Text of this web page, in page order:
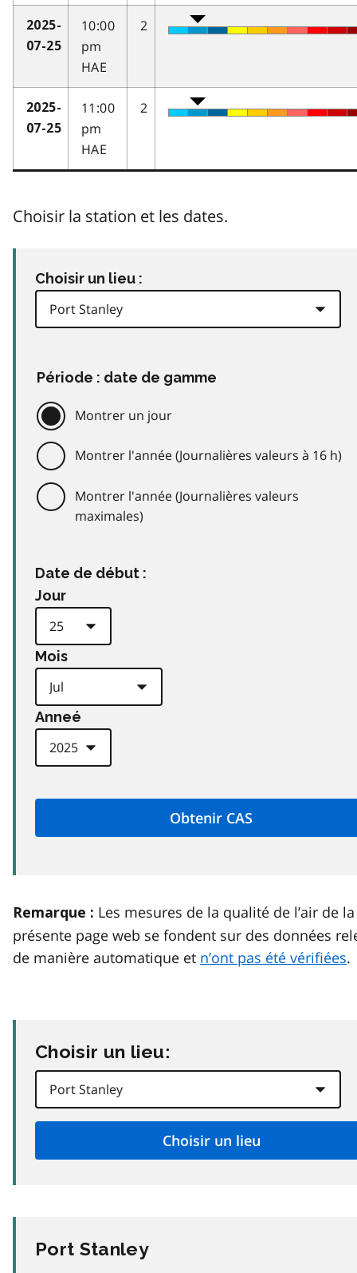
2025-
07-25
10:00
pm
HAE
2
2025-
07-25
11:00
pm
HAE
2
Choisir la station et les dates.
Choisir un lieu :
Période : date de gamme
Montrer un jour
Montrer l'année (Journalières valeurs à 16 h)
Montrer l'année (Journalières valeurs
maximales)
Date de début :
Jour
Mois
Anneé
Remarque : Les mesures de la qualité de l’air de la
présente page web se fondent sur des données
de manière automatique et n’ont pas été vérifiées.
Choisir un lieu:
Port Stanley